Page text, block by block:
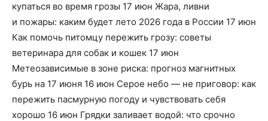
купаться во время грозы 17 июн Жара, ливни
и пожары: каким будет лето 2026 года в России 17 июн
Как помочь питомцу пережить грозу: советы
ветеринара для собак и кошек 17 июн
Метеозависимые в зоне риска: прогноз магнитных
бурь на 17 июня 16 июн Серое небо — не приговор: как
пережить пасмурную погоду и чувствовать себя
хорошо 16 июн Грядки заливает водой: что срочно